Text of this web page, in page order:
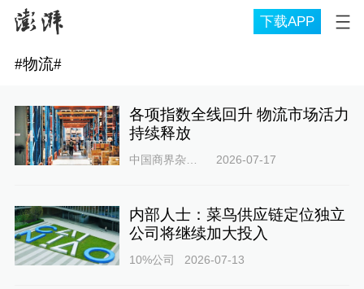
下载APP
#物流#
各项指数全线回升 物流市场活力
持续释放
中国商界杂志社 2026-07-17
内部人士：菜鸟供应链定位独立
公司将继续加大投入
10%公司 2026-07-13